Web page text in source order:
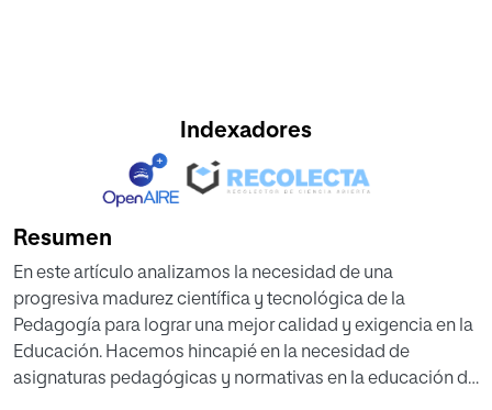
Indexadores
Resumen
En este artículo analizamos la necesidad de una
progresiva madurez científica y tecnológica de la
Pedagogía para lograr una mejor calidad y exigencia en la
Educación. Hacemos hincapié en la necesidad de
asignaturas pedagógicas y normativas en la educación de